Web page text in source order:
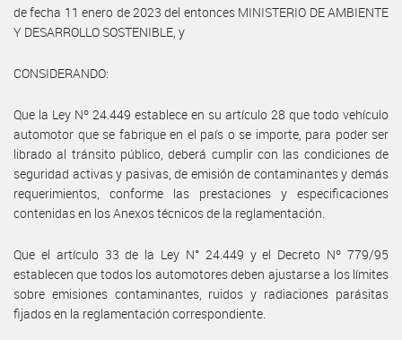
de fecha 11 enero de 2023 del entonces MINISTERIO DE AMBIENTE
Y DESARROLLO SOSTENIBLE, y
CONSIDERANDO:
Que la Ley Nº 24.449 establece en su artículo 28 que todo vehículo
automotor que se fabrique en el país o se importe, para poder ser
librado al tránsito público, deberá cumplir con las condiciones de
seguridad activas y pasivas, de emisión de contaminantes y demás
requerimientos, conforme las prestaciones y especificaciones
contenidas en los Anexos técnicos de la reglamentación.
Que el artículo 33 de la Ley N° 24.449 y el Decreto Nº 779/95
establecen que todos los automotores deben ajustarse a los límites
sobre emisiones contaminantes, ruidos y radiaciones parásitas
fijados en la reglamentación correspondiente.